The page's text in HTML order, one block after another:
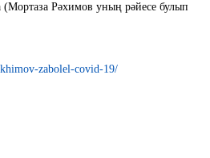
Рәхимов уның рәйесе булып
zabolel-covid-19/